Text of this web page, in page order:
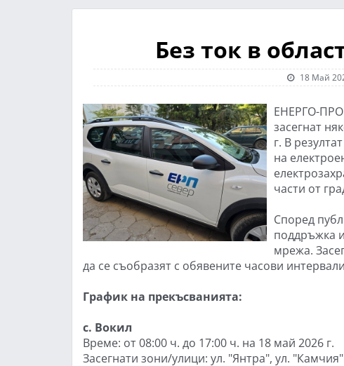
Без ток в
18 Май
ЕНЕРГО-ПРО
засегнат
г. В
на
части от
Според
поддръжка
мрежа.
да се съобразят с обявените часови
График на прекъсванията:
с. Вокил
Време: от 08:00 ч. до 17:00 ч. на 18 май 2026 г.
Засегнати зони/улици: ул. "Янтра", ул.